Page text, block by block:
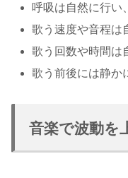
呼吸は自然に行い
歌う速度や音程は
歌う回数や時間は
歌う前後には静か
音楽で波動を